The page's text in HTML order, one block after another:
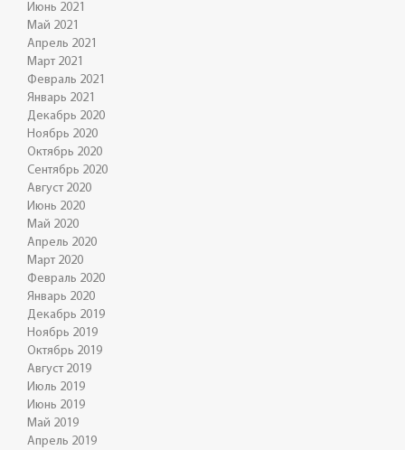
Июнь 2021
Май 2021
Апрель 2021
Март 2021
Февраль 2021
Январь 2021
Декабрь 2020
Ноябрь 2020
Октябрь 2020
Сентябрь 2020
Август 2020
Июнь 2020
Май 2020
Апрель 2020
Март 2020
Февраль 2020
Январь 2020
Декабрь 2019
Ноябрь 2019
Октябрь 2019
Август 2019
Июль 2019
Июнь 2019
Май 2019
Апрель 2019